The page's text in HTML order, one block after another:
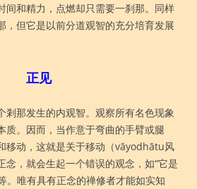
间和精力，点燃却只需要一刹那。同样
，但它是以前分道观智的充分培育发展
正见
剎那发生的内观智。观察所有名色现象
质。因而，当作意于弯曲的手臂或腿
移动，这就是关于移动（vāyodhātu风
念，就会生起一个错误的观念，如“它是
。唯有具有正念的禅修者才能如实知